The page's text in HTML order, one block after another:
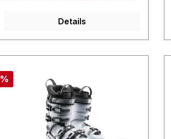
Details
Rabatt
%